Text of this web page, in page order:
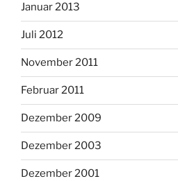
Januar 2013
Juli 2012
November 2011
Februar 2011
Dezember 2009
Dezember 2003
Dezember 2001